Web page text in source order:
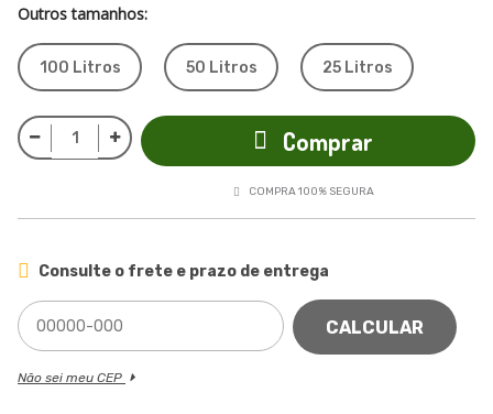
Outros tamanhos:
100 Litros 50 Litros 25 Litros
Comprar
COMPRA 100% SEGURA
Consulte o frete e prazo de entrega
CALCULAR
Não sei meu CEP